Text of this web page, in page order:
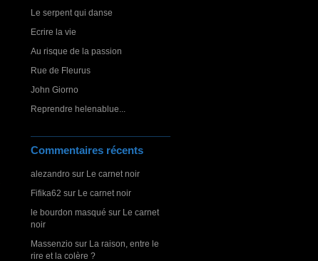
Le serpent qui danse
Ecrire la vie
Au risque de la passion
Rue de Fleurus
John Giorno
Reprendre helenablue...
Commentaires récents
alezandro sur Le carnet noir
Fifika62 sur Le carnet noir
le bourdon masqué sur Le carnet
noir
Massenzio sur La raison, entre le
rire et la colère ?